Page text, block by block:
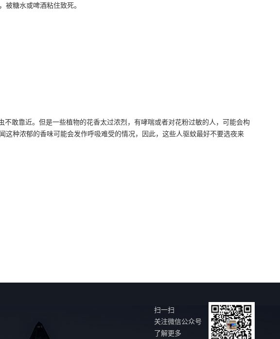
被糖水或啤酒粘住致死。
敢靠近。但是一些植物的花香太过浓烈，有哮喘或者对花粉过敏的人，可能会构
这种浓郁的香味可能会发作呼吸难受的情况，因此，这些人驱蚊最好不要选夜来
扫一扫
关注微信公众号
了解更多